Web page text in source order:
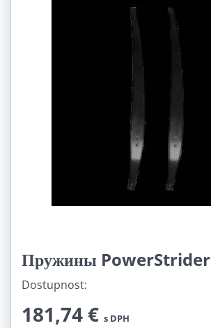
Пружины PowerStrider
Dostupnost:
181,74 € s DPH